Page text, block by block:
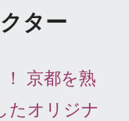
ター
京都を熟
たオリジナ